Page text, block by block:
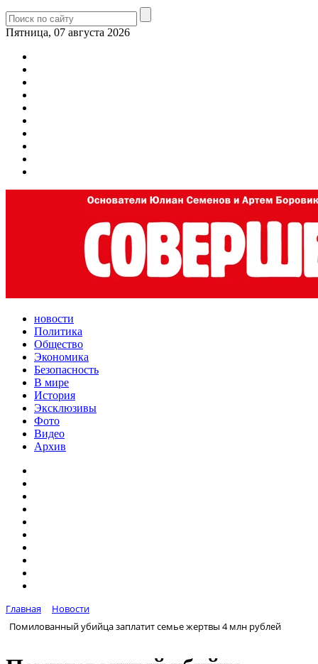
Пятница, 07 августа 2026
новости
Политика
Общество
Экономика
Безопасность
В мире
История
Эксклюзивы
Фото
Видео
Архив
Главная
Новости
Помилованный убийца заплатит семье жертвы 4 млн рублей